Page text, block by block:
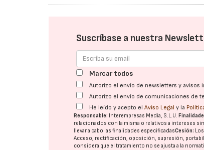
Suscríbase a nuestra
Marcar todos
Autorizo el envío de newsletters y
Autorizo el envío de comunicaciones de
He leído y acepto elAviso Legal y la
Responsable: Interempresas Media, S.L.U.
relacionados con la misma o relativos a intereses
llevar a cabo las finalidades especificadasCesión:
Acceso, rectificación, oposición, supresión,
considera que el tratamiento no se ajusta a la